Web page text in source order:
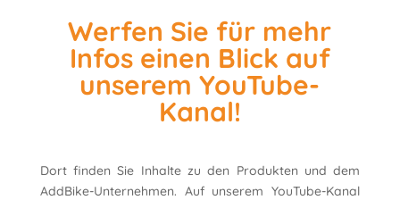
Werfen Sie für mehr
Infos einen Blick auf
unserem YouTube-
Kanal!
Dort finden Sie Inhalte zu den Produkten und dem
AddBike-Unternehmen. Auf unserem YouTube-Kanal